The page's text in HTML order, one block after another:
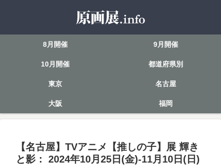
8月開催 9月開催
10月開催 都道府県別
東京 名古屋
大阪 福岡
【名古屋】TVアニメ【推しの子】展 輝き
と影： 2024年10月25日(金)-11月10日(日)